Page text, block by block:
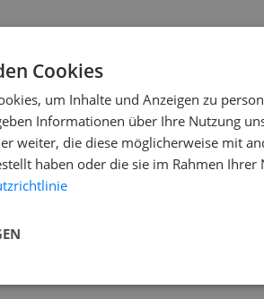
Cookies
um Inhalte und Anzeigen zu
Informationen über Ihre Nutzung
weiter, die diese möglicherweise mit
haben oder die sie im Rahmen